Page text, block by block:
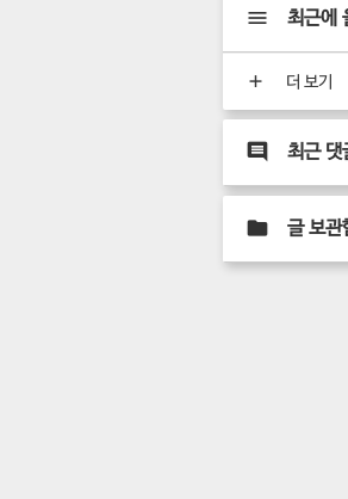
최근에
더 보기
최근 댓
글 보관